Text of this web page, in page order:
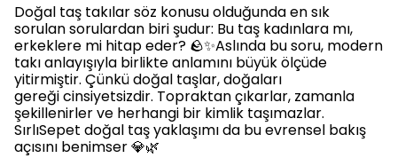
Doğal taş takılar söz konusu olduğunda en sık
sorulan sorulardan biri şudur: Bu taş kadınlara mı,
erkeklere mi hitap eder? 🪨✨Aslında bu soru, modern
takı anlayışıyla birlikte anlamını büyük ölçüde
yitirmiştir. Çünkü doğal taşlar, doğaları
gereği cinsiyetsizdir. Topraktan çıkarlar, zamanla
şekillenirler ve herhangi bir kimlik taşımazlar.
SırlıSepet doğal taş yaklaşımı da bu evrensel bakış
açısını benimser 💎🌿